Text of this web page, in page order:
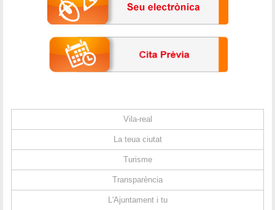
Vila-real
La teua ciutat
Turisme
Transparència
L'Ajuntament i tu